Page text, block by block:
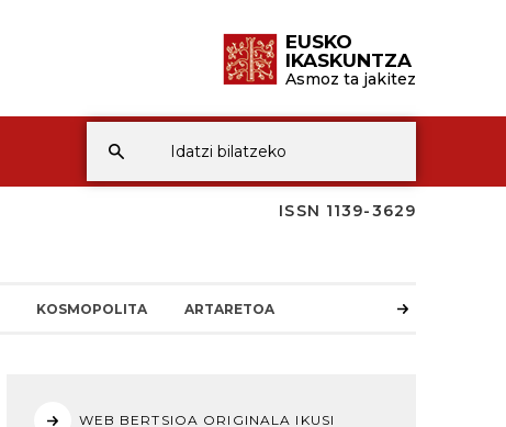
EUSKO
IKASKUNTZA
Asmoz ta jakitez
ISSN 1139-3629
KOSMOPOLITA ARTARETOA
WEB BERTSIOA ORIGINALA IKUSI